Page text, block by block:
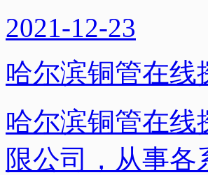
2021-12-23
哈尔滨铜管在线
哈尔滨铜管在线
限公司，从事